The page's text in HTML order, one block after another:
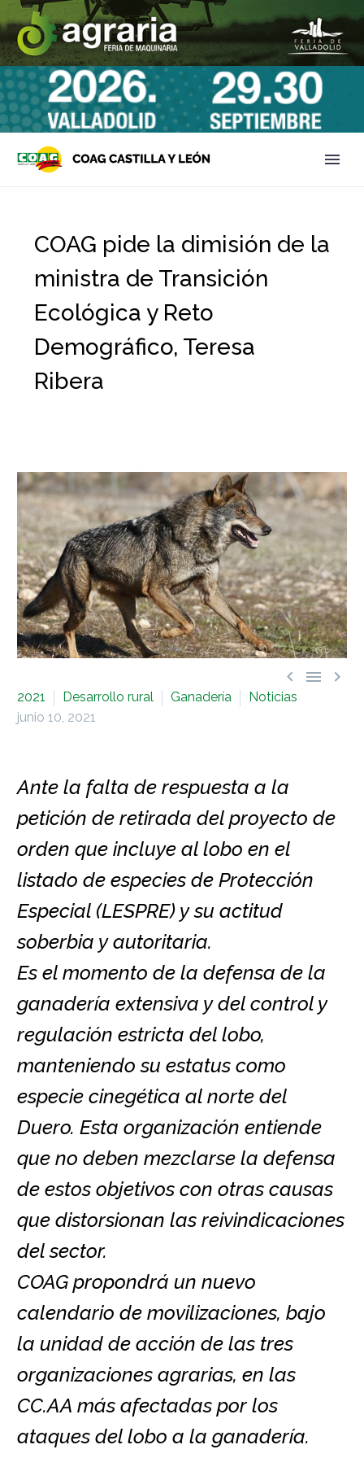
COAG pide la dimisión de la
ministra de Transición
Ecológica y Reto
Demográfico, Teresa
Ribera
  
2021 Desarrollo rural Ganadería
Noticias
junio 10, 2021
Ante la falta de respuesta a la
petición de retirada del proyecto de
orden que incluye al lobo en el
listado de especies de Protección
Especial (LESPRE) y su actitud
soberbia y autoritaria.
Es el momento de la defensa de la
ganadería extensiva y del control y
regulación estricta del lobo,
manteniendo su estatus como
especie cinegética al norte del
Duero. Esta organización entiende
que no deben mezclarse la defensa
de estos objetivos con otras causas
que distorsionan las reivindicaciones
del sector.
COAG propondrá un nuevo
calendario de movilizaciones, bajo
la unidad de acción de las tres
organizaciones agrarias, en las
CC.AA más afectadas por los
ataques del lobo a la ganadería.